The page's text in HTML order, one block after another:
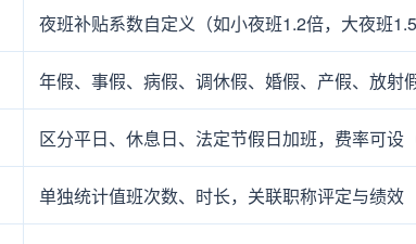
夜班补贴系数自定义（如小夜班1.2倍，大夜班
年假、事假、病假、调休假、婚假、产假、放射
区分平日、休息日、法定节假日加班，费率可设
单独统计值班次数、时长，关联职称评定与绩效